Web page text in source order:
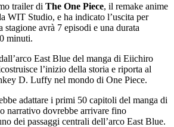
trailer di The One Piece, il remake anime
WIT Studio, e ha indicato l’uscita per
avrà 7 episodi e una durata
minuti.
East Blue del manga di Eiichiro
l’inizio della storia e riporta al
D. Luffy nel mondo di One Piece.
adattare i primi 50 capitoli del manga di
narrativo dovrebbe arrivare fino
dei passaggi centrali dell’arco East Blue.